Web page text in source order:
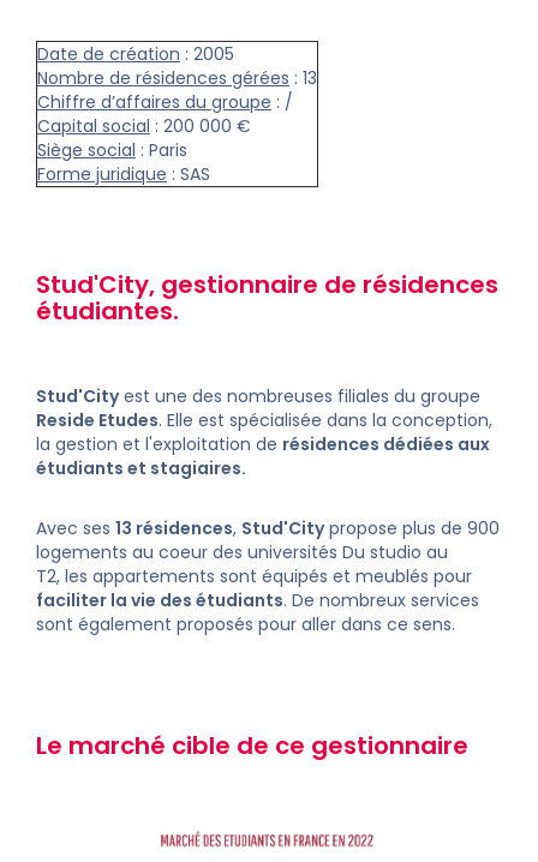
Date de création : 2005
Nombre de résidences gérées : 13
Chiffre d’affaires du groupe : /
Capital social : 200 000 €
Siège social : Paris
Forme juridique : SAS
Stud'City, gestionnaire de résidences
étudiantes.
Stud'Cityest une des nombreuses filiales du groupe
Reside Etudes. Elle est spécialisée dans la conception,
la gestion et l'exploitation de résidences dédiées aux
étudiants et stagiaires.
Avec ses 13 résidences, Stud'Citypropose plus de 900
logements au coeur des universités Du studio au
T2, les appartements sont équipés et meublés pour
faciliter la vie des étudiants. De nombreux services
sont également proposés pour aller dans ce sens.
Le marché cible de ce gestionnaire